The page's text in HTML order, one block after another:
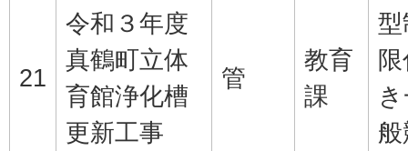
21
令和３年度
真鶴町立体
育館浄化槽
更新工事
管
教育
課
型